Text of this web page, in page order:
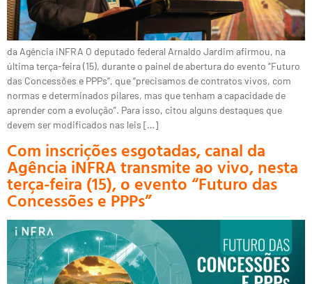
da Agência iNFRA O deputado federal Arnaldo Jardim afirmou, na
última terça-feira (15), durante o painel de abertura do evento “Futuro
das Concessões e PPPs”, que “precisamos de contratos vivos, com
normas e determinados pilares, mas que tenham a capacidade de
aprender com a evolução”. Para isso, citou alguns destaques que
devem ser modificados nas leis […]
Com inscrições esgotadas, canal da
Agência iNFRA transmite ao vivo, nesta
terça-feira (15), o evento “Futuro das
Concessões e PPPs”